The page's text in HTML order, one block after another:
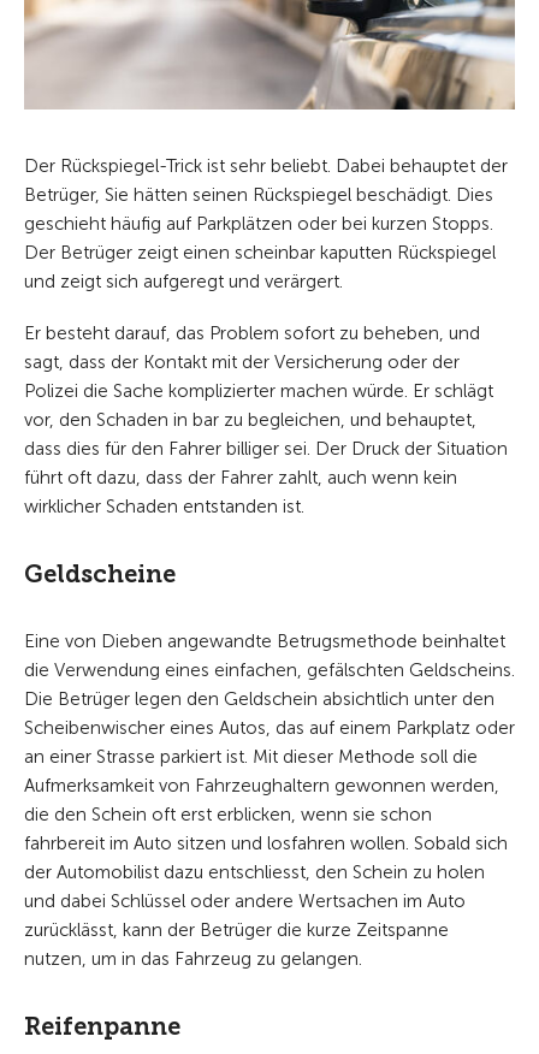
Der Rückspiegel-Trick ist sehr beliebt. Dabei behauptet der
Betrüger, Sie hätten seinen Rückspiegel beschädigt. Dies
geschieht häufig auf Parkplätzen oder bei kurzen Stopps.
Der Betrüger zeigt einen scheinbar kaputten Rückspiegel
und zeigt sich aufgeregt und verärgert.
Er besteht darauf, das Problem sofort zu beheben, und
sagt, dass der Kontakt mit der Versicherung oder der
Polizei die Sache komplizierter machen würde. Er schlägt
vor, den Schaden in bar zu begleichen, und behauptet,
dass dies für den Fahrer billiger sei. Der Druck der Situation
führt oft dazu, dass der Fahrer zahlt, auch wenn kein
wirklicher Schaden entstanden ist.
Geldscheine
Eine von Dieben angewandte Betrugsmethode beinhaltet
die Verwendung eines einfachen, gefälschten Geldscheins.
Die Betrüger legen den Geldschein absichtlich unter den
Scheibenwischer eines Autos, das auf einem Parkplatz oder
an einer Strasse parkiert ist. Mit dieser Methode soll die
Aufmerksamkeit von Fahrzeughaltern gewonnen werden,
die den Schein oft erst erblicken, wenn sie schon
fahrbereit im Auto sitzen und losfahren wollen. Sobald sich
der Automobilist dazu entschliesst, den Schein zu holen
und dabei Schlüssel oder andere Wertsachen im Auto
zurücklässt, kann der Betrüger die kurze Zeitspanne
nutzen, um in das Fahrzeug zu gelangen.
Reifenpanne